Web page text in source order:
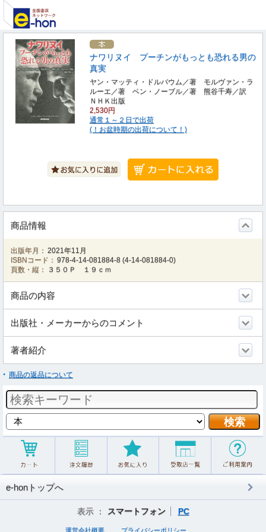
ナワリヌイ プーチンがもっとも恐れる男の
真実
ヤン・マッティ・ドルバウム／著 モルヴァン・ラ
ルーエ／著 ベン・ノーブル／著 熊谷千寿／訳
ＮＨＫ出版
2,530円
通常１～２日で出荷
(！お盆時期の出荷について！)
商品情報
出版年月： 2021年11月
ISBNコード： 978-4-14-081884-8 (4-14-081884-0)
頁数・縦：
３５０Ｐ １９ｃｍ
商品の内容
出版社・メーカーからのコメント
著者紹介
商品の返品について
e-honトップへ
表示 ： スマートフォン PC
運営会社概要 プライバシーポリシー